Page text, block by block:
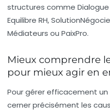
structures comme Dialogue
Equilibre RH,
Médiateurs ou PaixPro.
Mieux comprendre
pour mieux agir en
Pour gérer efficacement un
cerner précisément les